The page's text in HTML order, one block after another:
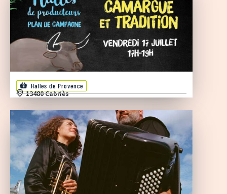
Halles de Provence
13480 Cabriès